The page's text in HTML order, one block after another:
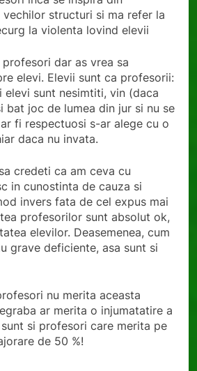
vechilor structuri si ma refer la
la violenta lovind elevii
dar as vrea sa
elevi. Elevii sunt ca profesorii:
elevi sunt nesimtiti, vin (daca
bat joc de lumea din jur si nu se
fi respectuosi s-ar alege cu o
daca nu invata.
credeti ca am ceva cu
in cunostinta de cauza si
invers fata de cel expus mai
profesorilor sunt absolut ok,
elevilor. Deasemenea, cum
grave deficiente, asa sunt si
nu merita aceasta
ar merita o injumatatire a
si profesori care merita pe
de 50 %!